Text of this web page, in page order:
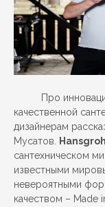
Про
качественной
дизайнерам
Мусатов.
сантехническом
известными
невероятными
качеством – Made